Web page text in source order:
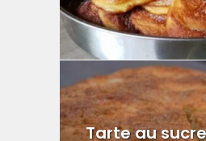
Tarte au